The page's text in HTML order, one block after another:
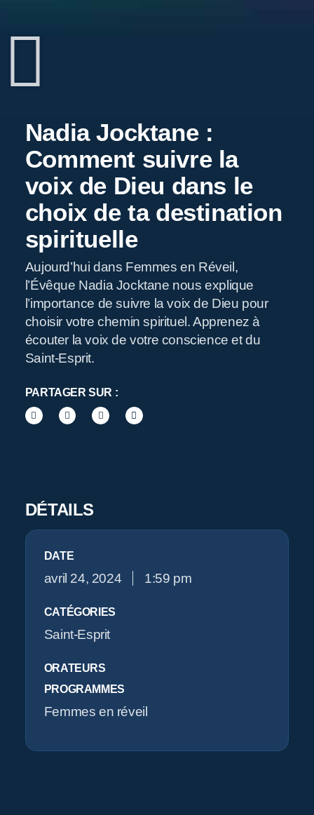
Nadia Jocktane :
Comment suivre la
voix de Dieu dans le
choix de ta destination
spirituelle
Aujourd’hui dans Femmes en Réveil,
l’Évêque Nadia Jocktane nous explique
l’importance de suivre la voix de Dieu pour
choisir votre chemin spirituel. Apprenez à
écouter la voix de votre conscience et du
Saint-Esprit.
PARTAGER SUR :
DÉTAILS
DATE
avril 24, 2024 1:59 pm
CATÉGORIES
Saint-Esprit
ORATEURS
PROGRAMMES
Femmes en réveil